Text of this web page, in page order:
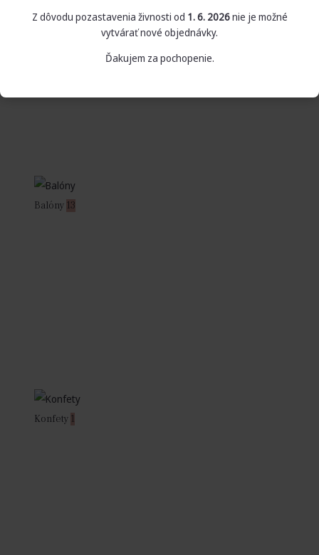
Balóny 13
Konfety 1
Z dôvodu pozastavenia živnosti od 1. 6. 2026nie je možné
vytvárať nové objednávky.
Ďakujem za pochopenie.